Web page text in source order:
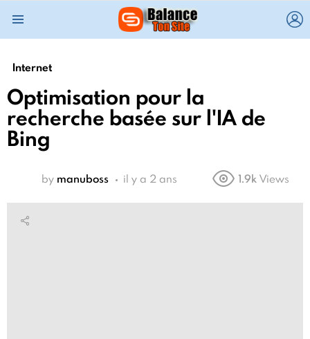
Internet
Optimisation pour la
recherche basée sur l'IA de
Bing
by manuboss il y a 2 ans 1.9k Views